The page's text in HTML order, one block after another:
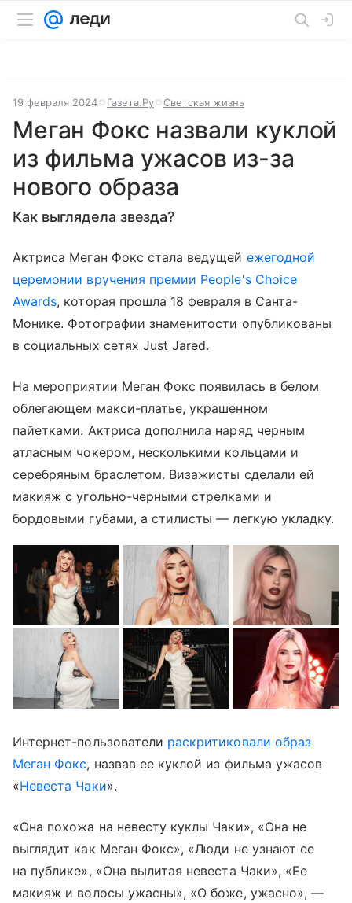
19 февраля 2024 Газета.Ру Светская жизнь
Меган Фокс назвали куклой
из фильма ужасов из-за
нового образа
Как выглядела звезда?
Актриса Меган Фокс стала ведущей ежегодной
церемонии вручения премии People's Choice
Awards, которая прошла 18 февраля в Санта-
Монике. Фотографии знаменитости опубликованы
в социальных сетях Just Jared.
На мероприятии Меган Фокс появилась в белом
облегающем макси-платье, украшенном
пайетками. Актриса дополнила наряд черным
атласным чокером, несколькими кольцами и
серебряным браслетом. Визажисты сделали ей
макияж с угольно-черными стрелками и
бордовыми губами, а стилисты — легкую укладку.
Интернет-пользователи раскритиковали образ
Меган Фокс, назвав ее куклой из фильма ужасов
«Невеста Чаки».
«Она похожа на невесту куклы Чаки», «Она не
выглядит как Меган Фокс», «Люди не узнают ее
на публике», «Она вылитая невеста Чаки», «Ее
макияж и волосы ужасны», «О боже, ужасно», —